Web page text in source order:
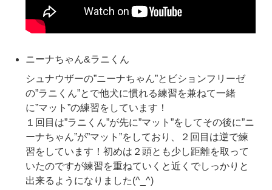
ニーナちゃん&ラニくん
シュナウザーの”ニーナちゃん”とビションフリーゼ
の”ラニくん”とで他犬に慣れる練習を兼ねて一緒
に”マット”の練習をしています！
１回目は”ラニくん”が先に”マット”をしてその後に”ニ
ーナちゃん”が”マット”をしており、２回目は逆で練
習をしています！初めは２頭とも少し距離を取って
いたのですが練習を重ねていくと近くでしっかりと
出来るようになりました(^_^)